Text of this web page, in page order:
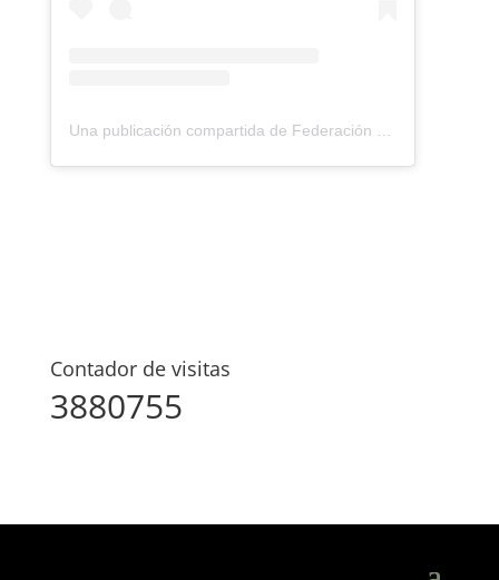
Contador de visitas
3880755